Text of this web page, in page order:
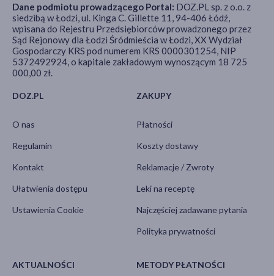
DOZ.PL
O nas
Regulamin
Kontakt
Ułatwienia dostępu
Ustawienia Cookie
ZAKUPY
Płatności
Koszty dostawy
Reklamacje / Zwroty
Leki na receptę
Najczęściej zadawane pytania
Polityka prywatności
AKTUALNOŚCI METODY PŁATNOŚCI
Dane podmiotu prowadzącego Portal: DOZ.PL sp. z o.o. z
siedzibą w Łodzi, ul. Kinga C. Gillette 11, 94-406 Łódź,
wpisana do Rejestru Przedsiębiorców prowadzonego przez
Sąd Rejonowy dla Łodzi Śródmieścia w Łodzi, XX Wydział
Gospodarczy KRS pod numerem KRS 0000301254, NIP
5372492924, o kapitale zakładowym wynoszącym 18 725
000,00 zł.